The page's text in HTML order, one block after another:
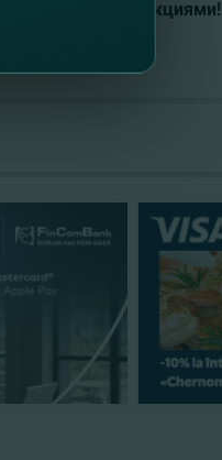
промо-акциями!